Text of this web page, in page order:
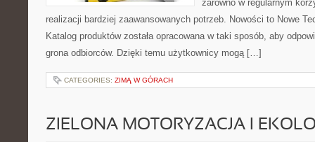
zarówno w regularnym
realizacji bardziej zaawansowanych potrzeb. Nowości to Nowe
Katalog produktów została opracowana w taki sposób, aby
grona odbiorców. Dzięki temu użytkownicy mogą […]
CATEGORIES: ZIMĄ W GÓRACH
ZIELONA MOTORYZACJA I